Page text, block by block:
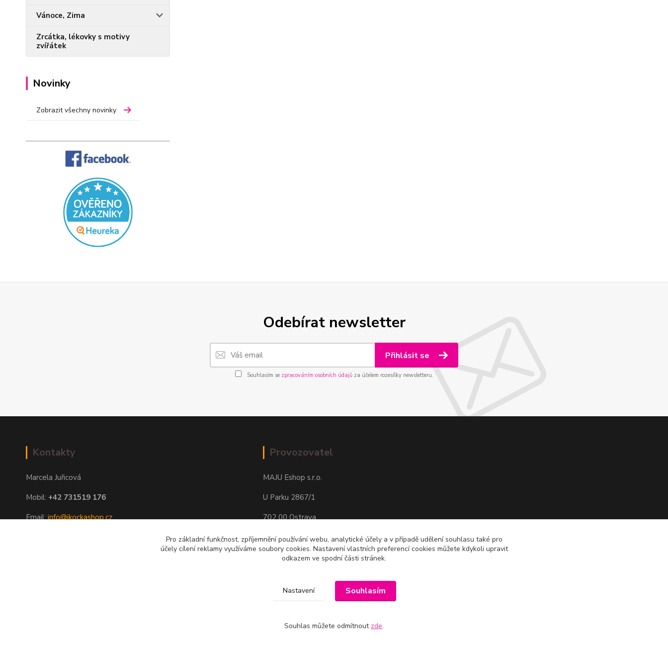
Vánoce, Zima
Zrcátka, lékovky s motivy
zvířátek
Novinky
Zobrazit všechny novinky
Odebírat newsletter
Přihlásit se
Souhlasím se zpracováním osobních údajůza účelem rozesílky newsletteru.
Kontakty
Marcela Juřicová
Mobil: +42 731519 176
Email:info@ikockashop.cz
Provozovatel
MAJU Eshop s.r.o.
U Parku 2867/1
702 00 Ostrava
IČ: 09674799
Pro základní funkčnost, zpříjemnění používání webu, analytické účely a v případě udělení souhlasu také pro
účely cílení reklamy využíváme soubory cookies. Nastavení vlastních preferencí cookies můžete kdykoli upravit
odkazem ve spodní části stránek.
Nastavení Souhlasím
Souhlas můžete odmítnout zde.